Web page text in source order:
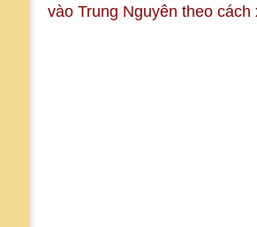
vào Trung Nguyên theo